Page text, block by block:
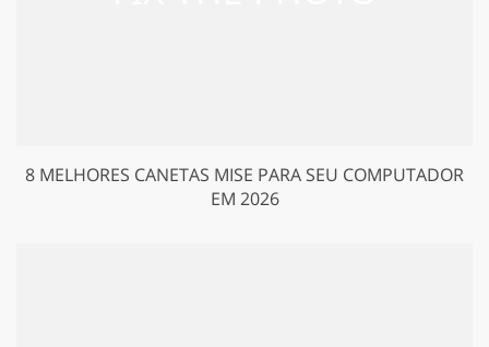
8 MELHORES CANETAS MISE PARA SEU COMPUTADOR
EM 2026